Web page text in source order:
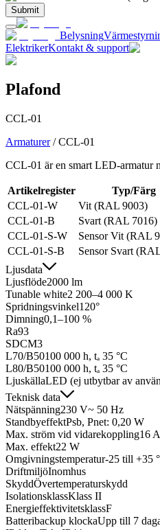
Submit
Belysning
ElektrikerKontakt & support
Plafond
CCL-01
Armaturer/CCL-01
CCL-01 är en smart LED-armatur
Artikelregister Typ/Färg
CCL-01-W
Vit (RAL 9003)
CCL-01-B
Svart (RAL 7016)
CCL-01-S-W
Sensor Vit (RAL
CCL-01-S-B
Sensor Svart
Ljusdata
Ljusflöde2000 lm
Tunable white2 200–4 000 K
Spridningsvinkel120°
Dimning0,1–100 %
Ra93
SDCM3
L70/B50100 000 h, tₐ 35 °C
L80/B50100 000 h, tₐ 35 °C
LjuskällaLED (ej utbytbar av
Teknisk data
Nätspänning230 V~ 50 Hz
StandbyeffektPsb, Pnet: 0,20 W
Max. ström vid vidarekoppling16 A
Max. effekt22 W
Omgivningstemperatur-25 till +35
DriftmiljöInomhus
SkyddÖvertemperaturskydd
IsolationsklassKlass II
EnergieffektivitetsklassF
Batteribackup klockaUpp till 7